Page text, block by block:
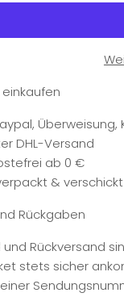
Überweisung,
DHL-Versand
ab 0 €
&
Rückgaben
Rückversand
stets sicher